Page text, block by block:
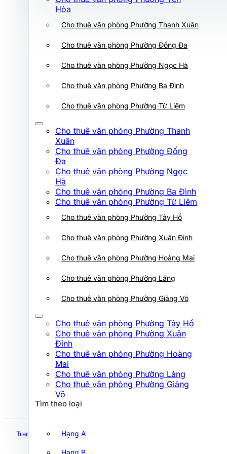
Cho thuê văn phòng Phường Ba Đình
Cho thuê văn phòng Phường Từ Liêm
Cho thuê văn phòng Phường Thanh
Cho thuê văn phòng Phường Đống
Cho thuê văn phòng Phường Ngọc
Cho thuê văn phòng Phường Ba Đình
Cho thuê văn phòng Phường Tây Hồ
Cho thuê văn phòng Phường Xuân Đỉnh
Cho thuê văn phòng Phường Hoàng Mai
Cho thuê văn phòng Phường Láng
Cho thuê văn phòng Phường Xuân
Cho thuê văn phòng Phường Hoàng
Cho thuê văn phòng Phường Láng
Võ
Hạng A
Hạng B
Hạng C
Hạng D
Tìm theo đường
Hòa
Cho thuê văn phòng Phường Thanh Xuân
Cho thuê văn phòng Phường Đống Đa
Cho thuê văn phòng Phường Ngọc Hà
Cho thuê văn phòng Phường Ba Đình
Cho thuê văn phòng Phường Từ Liêm
Cho thuê văn phòng Phường Thanh
Xuân
Cho thuê văn phòng Phường Đống
Đa
Cho thuê văn phòng Phường Ngọc
Hà
Cho thuê văn phòng Phường Ba Đình
Cho thuê văn phòng Phường Từ Liêm
Cho thuê văn phòng Phường Tây Hồ
Cho thuê văn phòng Phường Xuân Đỉnh
Cho thuê văn phòng Phường Hoàng Mai
Cho thuê văn phòng Phường Láng
Cho thuê văn phòng Phường Giảng Võ
Cho thuê văn phòng Phường Tây Hồ
Cho thuê văn phòng Phường Xuân
Đỉnh
Cho thuê văn phòng Phường Hoàng
Mai
Cho thuê văn phòng Phường Láng
Cho thuê văn phòng Phường Giảng
Võ
Tìm theo loại
Hạng A
Hạng B
Trang chủ Hà Nội Đồng Lợi Building